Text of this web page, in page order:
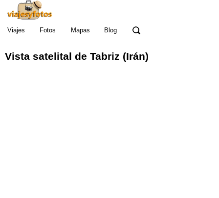
Viajes Fotos Mapas Blog
Vista satelital de Tabriz (Irán)